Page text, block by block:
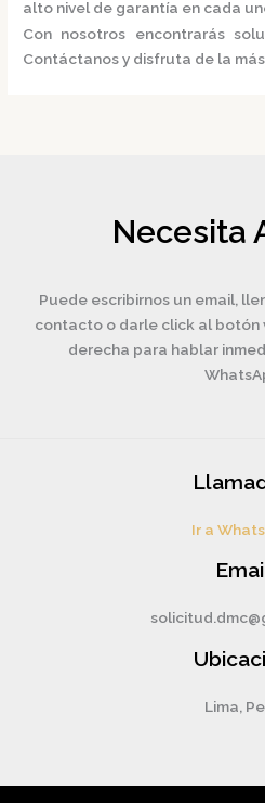
alto nivel de garantía en cada
Con nosotros encontrarás
Contáctanos y disfruta de la
Necesita
Puede escribirnos un email,
contacto o darle click al botón
derecha para hablar
Ir a
Lima,